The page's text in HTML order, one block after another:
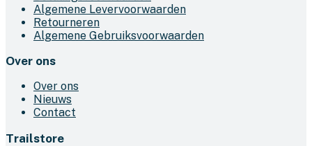
Algemene Levervoorwaarden
Retourneren
Algemene Gebruiksvoorwaarden
Over ons
Over ons
Nieuws
Contact
Trailstore